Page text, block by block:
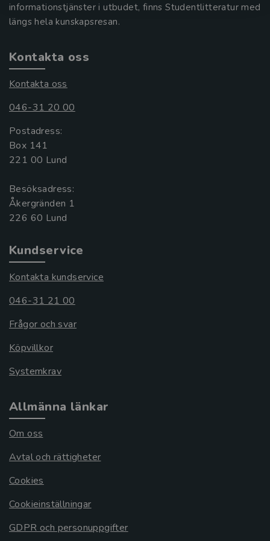
informationstjänster i utbudet, finns Studentlitteratur med
längs hela kunskapsresan.
Kontakta oss
Kontakta oss
046-31 20 00
Postadress:
Box 141
221 00 Lund
Besöksadress:
Åkergränden 1
Kundservice
Kontakta kundservice
046-31 21 00
Frågor och svar
Köpvillkor
Systemkrav
Allmänna länkar
Om oss
Avtal och rättigheter
Cookies
Cookieinställningar
GDPR och personuppgifter